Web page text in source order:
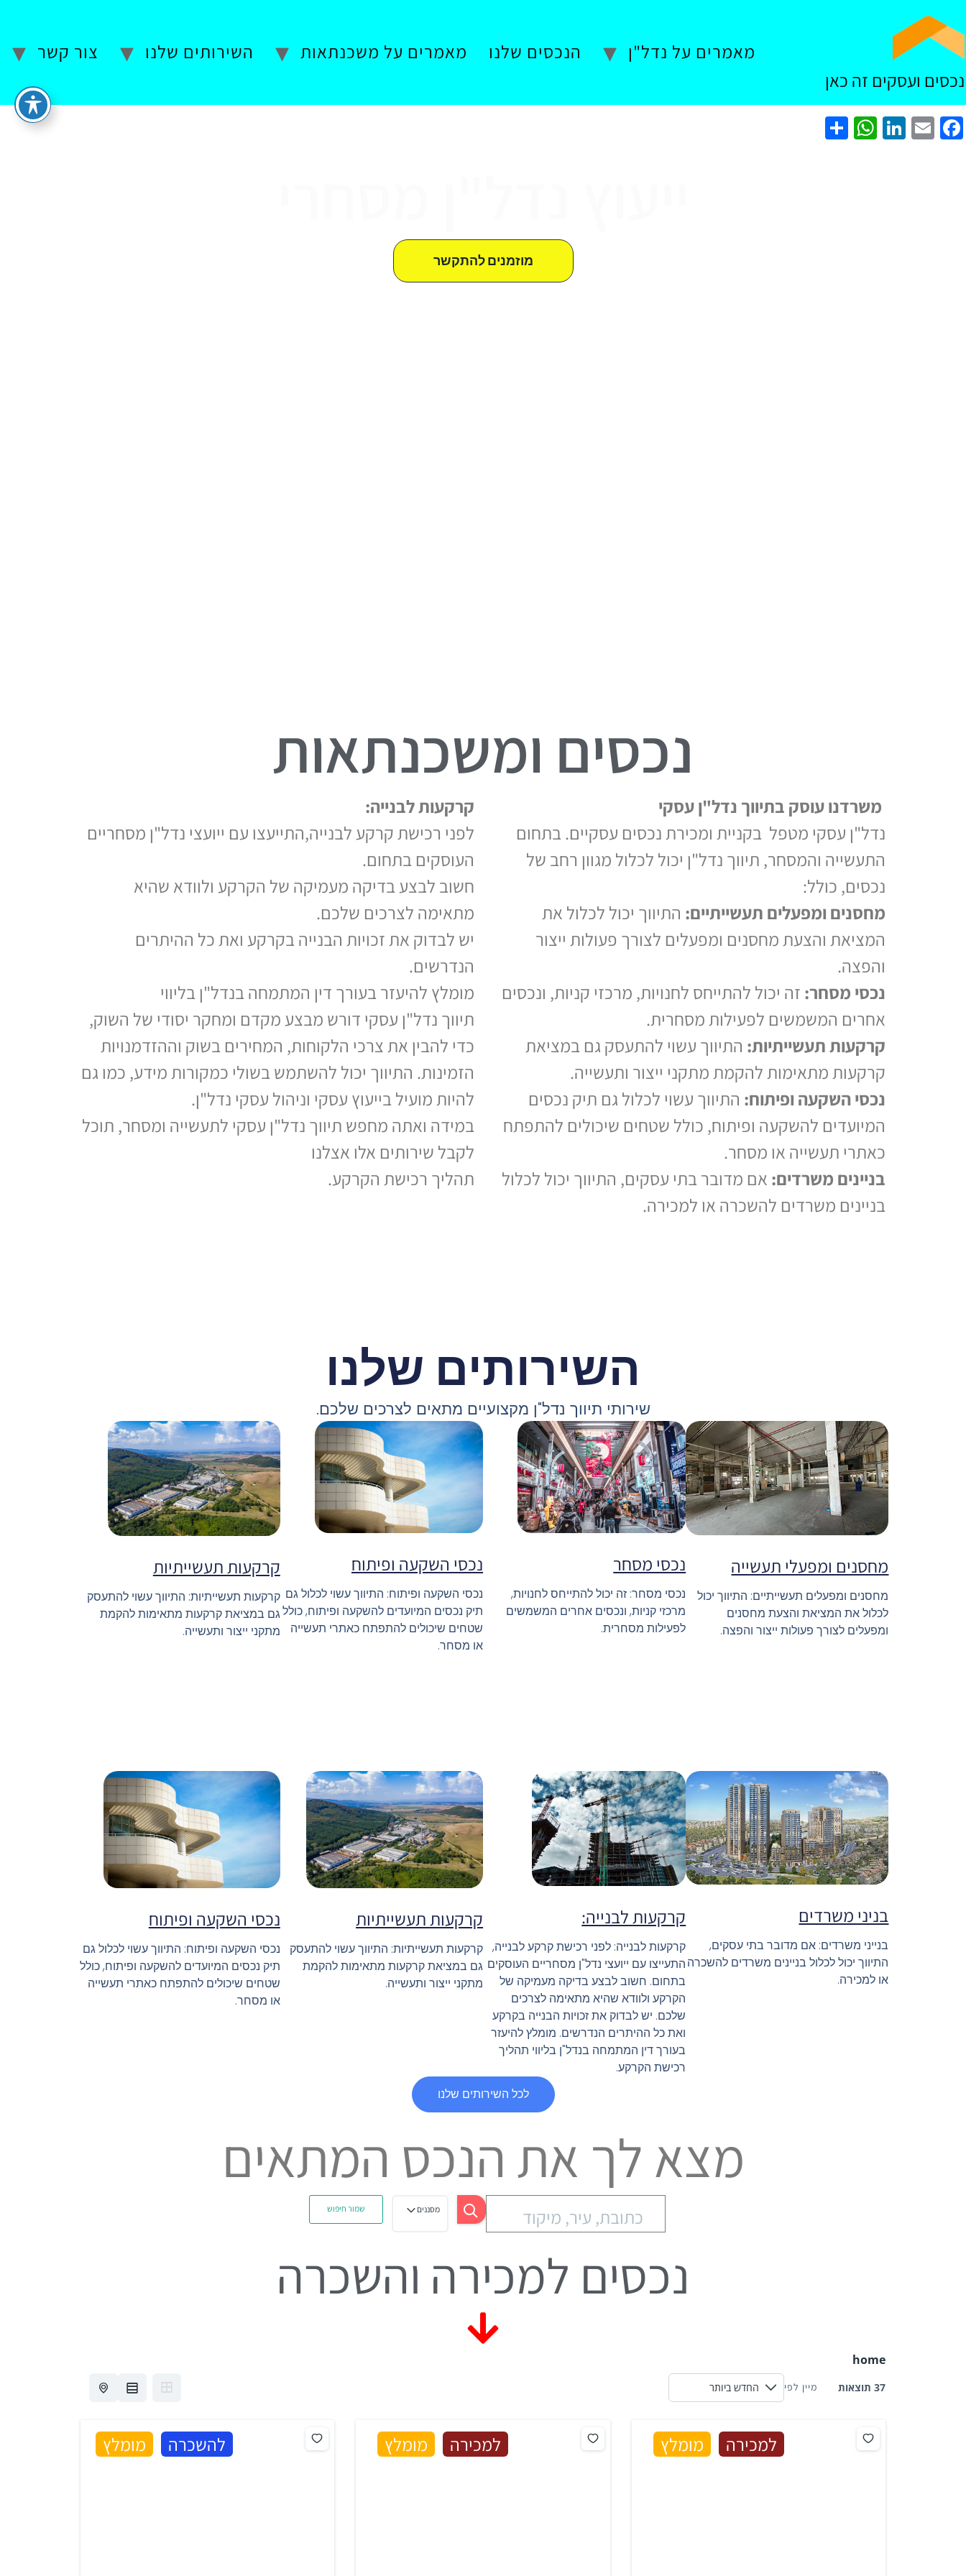
נכסים ועסקים זה כאן
מאמרים על נדל"ן הנכסים שלנו מאמרים על משכנתאות השירותים שלנו צור קשר
Facebook
Email
LinkedIn
WhatsApp
מוזמנים להתקשר
נכסים ומשכנתאות
משרדנו עוסק בתיווך נדל"ן עסקי
נדל"ן עסקי מטפל בקניית ומכירת נכסים עסקיים. בתחום
התעשייה והמסחר, תיווך נדל"ן יכול לכלול מגוון רחב של
נכסים, כולל:
מחסנים ומפעלים תעשייתיים: התיווך יכול לכלול את
המציאת והצעת מחסנים ומפעלים לצורך פעולות ייצור
והפצה.
נכסי מסחר: זה יכול להתייחס לחנויות, מרכזי קניות, ונכסים
אחרים המשמשים לפעילות מסחרית.
קרקעות תעשייתיות: התיווך עשוי להתעסק גם במציאת
קרקעות מתאימות להקמת מתקני ייצור ותעשייה.
נכסי השקעה ופיתוח: התיווך עשוי לכלול גם תיק נכסים
המיועדים להשקעה ופיתוח, כולל שטחים שיכולים להתפתח
כאתרי תעשייה או מסחר.
בניינים משרדים: אם מדובר בתי עסקים, התיווך יכול לכלול
בניינים משרדים להשכרה או למכירה.
קרקעות לבנייה:
לפני רכישת קרקע לבנייה,התייעצו עם ייועצי נדל"ן מסחריים
העוסקים בתחום.
חשוב לבצע בדיקה מעמיקה של הקרקע ולוודא שהיא
מתאימה לצרכים שלכם.
יש לבדוק את זכויות הבנייה בקרקע ואת כל ההיתרים
הנדרשים.
מומלץ להיעזר בעורך דין המתמחה בנדל"ן בליווי
תיווך נדל"ן עסקי דורש מבצע מקדם ומחקר יסודי של השוק,
כדי להבין את צרכי הלקוחות, המחירים בשוק וההזדמנויות
הזמינות. התיווך יכול להשתמש בשולי כמקורות מידע, כמו גם
להיות מועיל בייעוץ עסקי וניהול עסקי נדל"ן.
במידה ואתה מחפש תיווך נדל"ן עסקי לתעשייה ומסחר, תוכל
לקבל שירותים אלו אצלנו
תהליך רכישת הקרקע.
השירותים שלנו
שירותי תיווך נדל"ן מקצועיים מתאים לצרכים שלכם.
מחסנים ומפעלי תעשייה
מחסנים ומפעלים תעשייתיים: התיווך יכול
לכלול את המציאת והצעת מחסנים
ומפעלים לצורך פעולות ייצור והפצה.
נכסי מסחר
נכסי מסחר: זה יכול להתייחס לחנויות,
מרכזי קניות, ונכסים אחרים המשמשים
לפעילות מסחרית.
נכסי השקעה ופיתוח
נכסי השקעה ופיתוח: התיווך עשוי לכלול גם
תיק נכסים המיועדים להשקעה ופיתוח, כולל
שטחים שיכולים להתפתח כאתרי תעשייה
או מסחר.
קרקעות תעשייתיות
קרקעות תעשייתיות: התיווך עשוי להתעסק
גם במציאת קרקעות מתאימות להקמת
מתקני ייצור ותעשייה.
בניני משרדים
בנייני משרדים: אם מדובר בתי עסקים,
התיווך יכול לכלול בניינים משרדים להשכרה
או למכירה.
קרקעות לבנייה:
קרקעות לבנייה: לפני רכישת קרקע לבנייה,
התעייצו עם ייועצי נדל"ן מסחריים העוסקים
בתחום. חשוב לבצע בדיקה מעמיקה של
הקרקע ולוודא שהיא מתאימה לצרכים
שלכם. יש לבדוק את זכויות הבנייה בקרקע
ואת כל ההיתרים הנדרשים. מומלץ להיעזר
בעורך דין המתמחה בנדל"ן בליווי תהליך
רכישת הקרקע.
קרקעות תעשייתיות
קרקעות תעשייתיות: התיווך עשוי להתעסק
גם במציאת קרקעות מתאימות להקמת
מתקני ייצור ותעשייה.
נכסי השקעה ופיתוח
נכסי השקעה ופיתוח: התיווך עשוי לכלול גם
תיק נכסים המיועדים להשקעה ופיתוח, כולל
שטחים שיכולים להתפתח כאתרי תעשייה
או מסחר.
לכל השירותים שלנו
מצא לך את הנכס המתאים
מסננים שמור חיפוש
נכסים למכירה והשכרה
home
37 תוצאות מיין לפי
למכירה מומלץ למכירה מומלץ להשכרה מומלץ